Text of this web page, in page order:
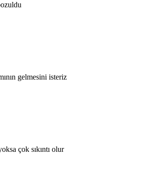
gelmesini isteriz
çok sıkıntı olur